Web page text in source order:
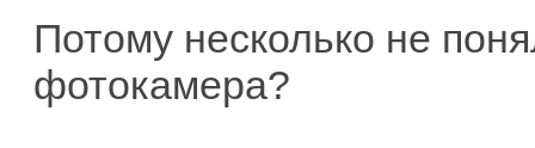
Потому несколько не
фотокамера?